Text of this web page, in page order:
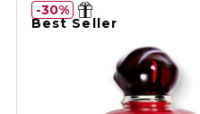
Best Seller
30%